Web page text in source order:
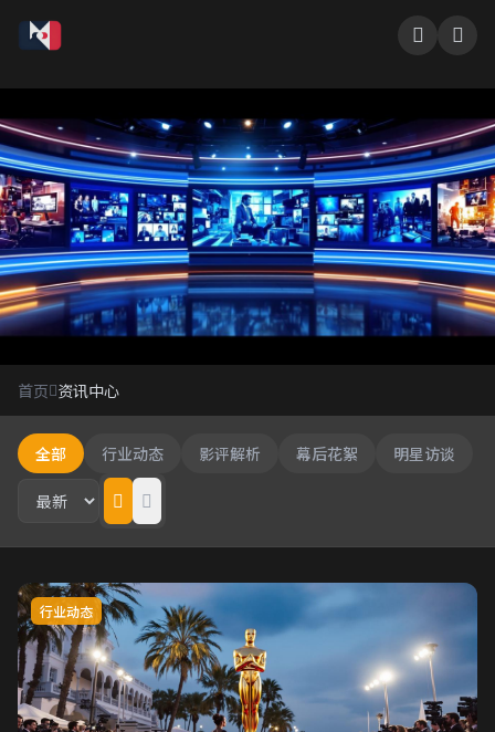
资讯中心
影视行业最新动态
首页 资讯中心
全部 行业动态 影评解析 幕后花絮 明星访谈
行业动态